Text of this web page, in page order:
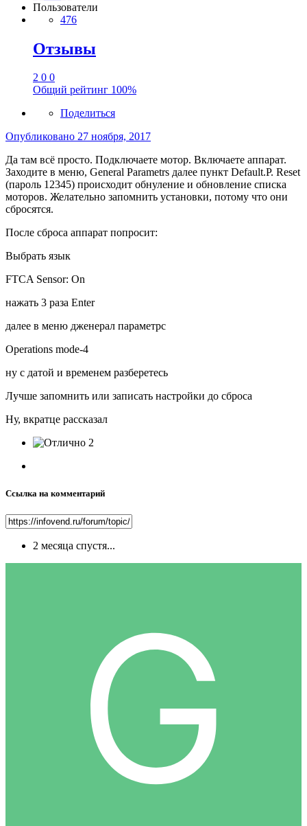
Пользователи
476
Отзывы
2 0 0
Общий рейтинг 100%
Поделиться
Опубликовано 27 ноября, 2017
Да там всё просто. Подключаете мотор. Включаете аппарат.
Заходите в меню, General Parametrs далее пункт Default.P. Reset
(пароль 12345) происходит обнуление и обновление списка
моторов. Желательно запомнить установки, потому что они
сбросятся.
После сброса аппарат попросит:
Выбрать язык
FTCA Sensor: On
нажать 3 раза Enter
далее в меню дженерал параметрс
Operations mode-4
ну с датой и временем разберетесь
Лучше запомнить или записать настройки до сброса
Ну, вкратце рассказал
2
Ссылка на комментарий
2 месяца спустя...